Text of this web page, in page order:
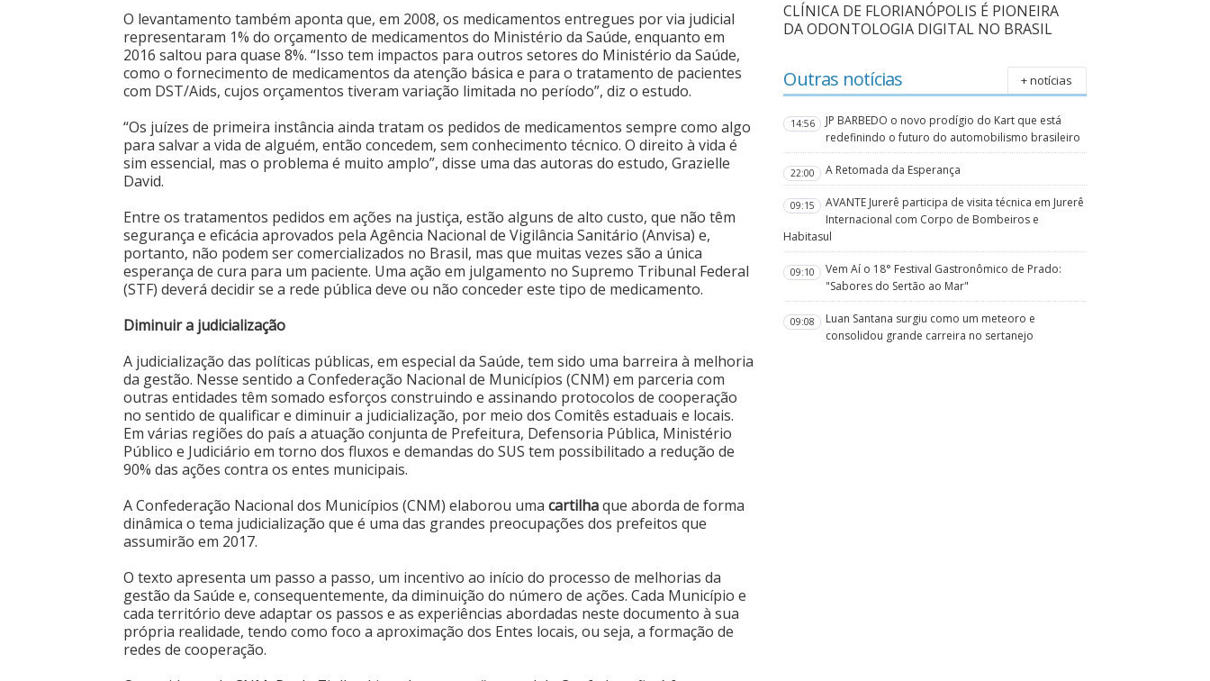
O levantamento também aponta que, em 2008, os medicamentos entregues por via judicial
representaram 1% do orçamento de medicamentos do Ministério da Saúde, enquanto em
2016 saltou para quase 8%. “Isso tem impactos para outros setores do Ministério da Saúde,
como o fornecimento de medicamentos da atenção básica e para o tratamento de pacientes
com DST/Aids, cujos orçamentos tiveram variação limitada no período”, diz o estudo.
“Os juízes de primeira instância ainda tratam os pedidos de medicamentos sempre como algo
para salvar a vida de alguém, então concedem, sem conhecimento técnico. O direito à vida é
sim essencial, mas o problema é muito amplo”, disse uma das autoras do estudo, Grazielle
David.
Entre os tratamentos pedidos em ações na justiça, estão alguns de alto custo, que não têm
segurança e eficácia aprovados pela Agência Nacional de Vigilância Sanitário (Anvisa) e,
portanto, não podem ser comercializados no Brasil, mas que muitas vezes são a única
esperança de cura para um paciente. Uma ação em julgamento no Supremo Tribunal Federal
(STF) deverá decidir se a rede pública deve ou não conceder este tipo de medicamento.
Diminuir a judicialização
A judicialização das políticas públicas, em especial da Saúde, tem sido uma barreira à melhoria
da gestão. Nesse sentido a Confederação Nacional de Municípios (CNM) em parceria com
outras entidades têm somado esforços construindo e assinando protocolos de cooperação
no sentido de qualificar e diminuir a judicialização, por meio dos Comitês estaduais e locais.
Em várias regiões do país a atuação conjunta de Prefeitura, Defensoria Pública, Ministério
Público e Judiciário em torno dos fluxos e demandas do SUS tem possibilitado a redução de
90% das ações contra os entes municipais.
A Confederação Nacional dos Municípios (CNM) elaborou uma cartilhaque aborda de forma
dinâmica o tema judicialização que é uma das grandes preocupações dos prefeitos que
assumirão em 2017.
O texto apresenta um passo a passo, um incentivo ao início do processo de melhorias da
gestão da Saúde e, consequentemente, da diminuição do número de ações. Cada Município e
cada território deve adaptar os passos e as experiências abordadas neste documento à sua
própria realidade, tendo como foco a aproximação dos Entes locais, ou seja, a formação de
redes de cooperação.
CLÍNICA DE FLORIANÓPOLIS É PIONEIRA
DA ODONTOLOGIA DIGITAL NO BRASIL
Outras notícias + notícias
14:56
JP BARBEDO o novo prodígio do Kart que está
redefinindo o futuro do automobilismo brasileiro
22:00 A Retomada da Esperança
09:15
AVANTE Jurerê participa de visita técnica em Jurerê
Internacional com Corpo de Bombeiros e
Habitasul
09:10
Vem Aí o 18° Festival Gastronômico de Prado:
"Sabores do Sertão ao Mar"
09:08
Luan Santana surgiu como um meteoro e
consolidou grande carreira no sertanejo